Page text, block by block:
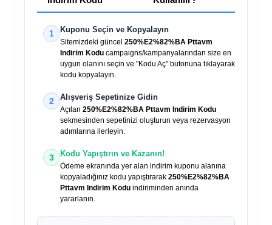
1 Kuponu Seçin ve Kopyalayın
Sitemizdeki güncel 250%E2%82%BA Pttavm
Indirim Kodu campaigns/kampanyalarından size en
uygun olanını seçin ve "Kodu Aç" butonuna tıklayarak
kodu kopyalayın.
2 Alışveriş Sepetinize Gidin
Açılan 250%E2%82%BA Pttavm Indirim Kodu
sekmesinden sepetinizi oluşturun veya rezervasyon
adımlarına ilerleyin.
3 Kodu Yapıştırın ve Kazanın!
Ödeme ekranında yer alan indirim kuponu alanına
kopyaladığınız kodu yapıştırarak 250%E2%82%BA
Pttavm Indirim Kodu indiriminden anında
yararlanın.